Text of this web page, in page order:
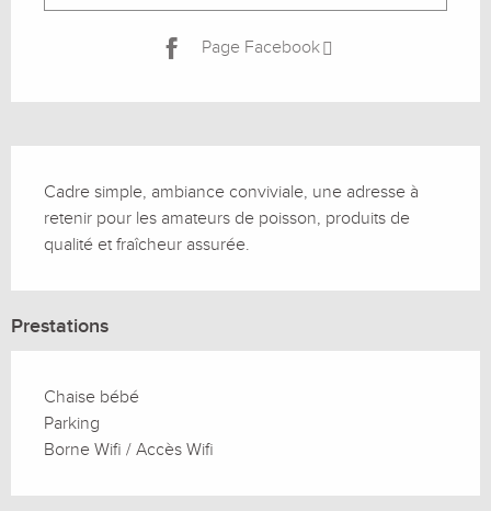
Page Facebook
Cadre simple, ambiance conviviale, une adresse à
retenir pour les amateurs de poisson, produits de
qualité et fraîcheur assurée.
Prestations
Chaise bébé
Parking
Borne Wifi / Accès Wifi